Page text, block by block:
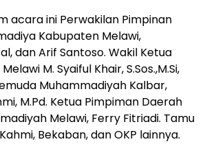
acara ini Perwakilan Pimpinan
Kabupaten Melawi,
dan Arif Santoso. Wakil Ketua
M. Syaiful Khair, S.Sos.,M.Si,
Muhammadiyah Kalbar,
M.Pd. Ketua Pimpiman Daerah
Melawi, Ferry Fitriadi. Tamu
Bekaban, dan OKP lainnya.